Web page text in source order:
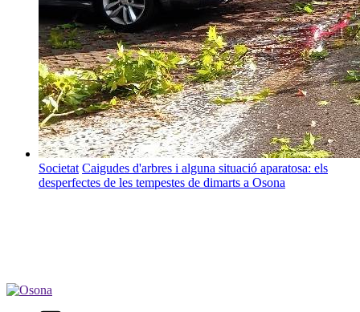
Societat Caigudes d'arbres i alguna situació aparatosa: els
desperfectes de les tempestes de dimarts a Osona